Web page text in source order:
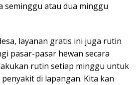
seminggu atau dua minggu
layanan gratis ini juga rutin
pasar-pasar hewan secara
rutin setiap minggu untuk
di lapangan. Kita kan